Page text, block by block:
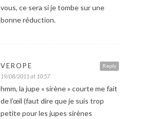
vous, ce sera si je tombe sur une
bonne réduction.
Reply
VEROPE
19/08/2011 at 10:57
hmm, la jupe « sirène » courte me fait
de l’œil (faut dire que je suis trop
petite pour les jupes sirènes